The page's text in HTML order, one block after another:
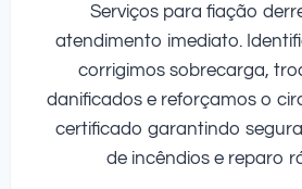
Serviços para fiação
atendimento imediato.
corrigimos sobrecarga,
danificados e reforçamos o
certificado garantindo
de incêndios e reparo